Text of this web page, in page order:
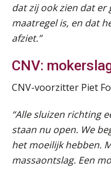
dat zij ook zien dat er
maatregel is, en dat
afziet.”
CNV:
CNV-voorzitter Piet
“Alle sluizen richting
staan nu open. We
het moeilijk hebben.
massaontslag. Een
31
AUG
01
03
SEP
07